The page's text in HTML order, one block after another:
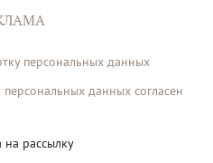
персональных данных
данных согласен
на рассылку